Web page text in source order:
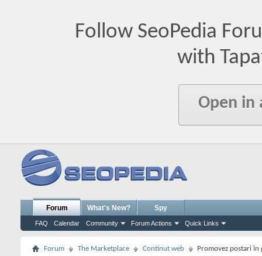
Follow SeoPedia
with
Open in
Forum
FAQ Calendar Community Forum Actions Quick Links
What's New? Spy
Forum The Marketplace Continut web Promovez postari